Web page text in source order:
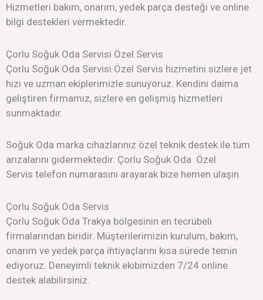
Hizmetleri bakım, onarım, yedek parça desteği ve online
bilgi destekleri vermektedir.
Çorlu Soğuk Oda Servisi Özel Servis
Çorlu Soğuk Oda Servisi Özel Servis hizmetini sizlere jet
hızı ve uzman ekiplerimizle sunuyoruz. Kendini daima
geliştiren firmamız, sizlere en gelişmiş hizmetleri
sunmaktadır.
Soğuk Oda marka cihazlarınız özel teknik destek ile tüm
arızalarını gidermektedir. Çorlu Soğuk Oda Özel
Servis telefon numarasını arayarak bize hemen ulaşın.
Çorlu Soğuk Oda Servis
Çorlu Soğuk Oda Trakya bölgesinin en tecrübeli
firmalarından biridir. Müşterilerimizin kurulum, bakım,
onarım ve yedek parça ihtiyaçlarını kısa sürede temin
ediyoruz. Deneyimli teknik ekibimizden 7/24 online
destek alabilirsiniz.